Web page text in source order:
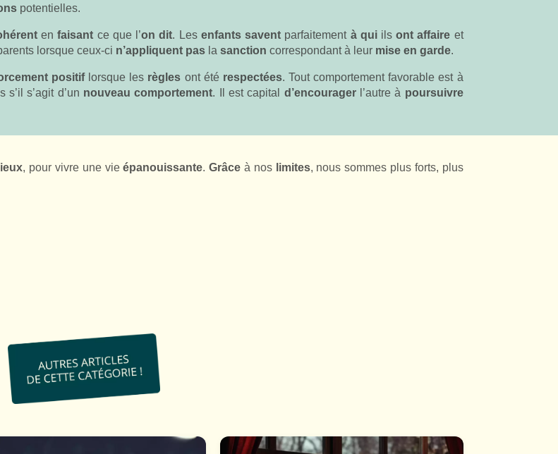
potentielles.
en faisant ce que l’on dit. Les enfants savent parfaitement à quiilsont affaire et
lorsque ceux-ci n’appliquent pas lasanctioncorrespondant à leur mise en garde.
positif lorsque les règles ont été respectées. Tout comportement favorable est à
s’il s’agit d’un nouveau comportement. Il est capital d’encouragerl’autre à poursuivre
, pour vivre une vieépanouissante.Grâce à nos limites, nous sommes plus forts, plus